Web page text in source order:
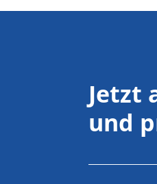
Jetzt
und